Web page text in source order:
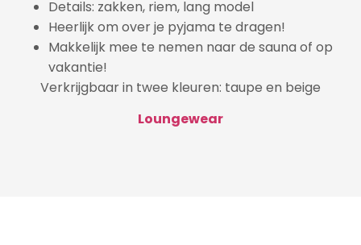
Details: zakken, riem, lang model
Heerlijk om over je pyjama te dragen!
Makkelijk mee te nemen naar de sauna of op
vakantie!
Verkrijgbaar in twee kleuren: taupe en beige
Loungewear